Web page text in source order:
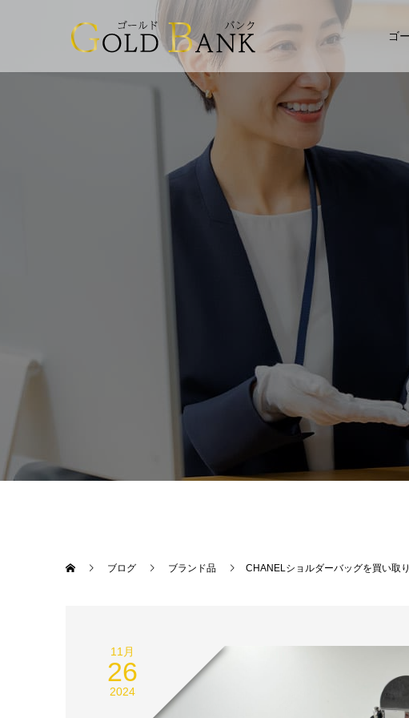
ゴ
ブログ ブランド品 CHANELショルダーバッグを買い取
11月
26
2024